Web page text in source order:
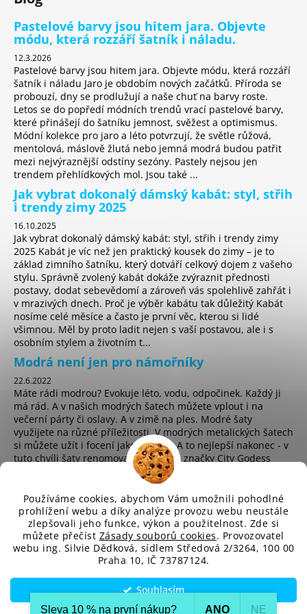
Používáme cookies, abychom Vám umožnili pohodlné
prohlížení webu a díky analýze provozu webu neustále
zlepšovali jeho funkce, výkon a použitelnost. Zde si
můžete přečíst Zásady souborů cookies. Provozovatel
webu ing. Silvie Dědková, sídlem Středová 2/3264, 100 00
Praha 10, IČ 73787124.
Souhlasím
a
j
í
t
?
HLEDAT
D
o
p
o
r
u
č
u
j
e
m
e
Pastelové barvy jsou hitem jara. Objevte
módu, která rozzáří šatník i náladu.
12.3.2026
Pastelové barvy jsou hitem jara. Objevte módu, která rozzáří
šatník i náladu Jaro je obdobím nových začátků. Příroda se
probouzí, dny se prodlužují a naše chuť na barvy roste.
Letos se do popředí módních trendů vrací pastelové barvy,
které přinášejí do šatníku jemnost, svěžest a optimismus.
Módní kolekce pro jaro a léto potvrzují, že světle růžová,
mentolová, máslově žlutá nebo jemná modrá budou patřit
mezi nejvýraznější odstíny sezóny. Pastely nejsou jen
trendem přehlídkových mol. Jsou také ...
Jak vybrat dokonalý dámský kabát: styl, střih
i trendy zimy 2025
16.10.2025
Jak vybrat dokonalý dámský kabát: styl, střih i trendy zimy
2025 Kabát je víc než jen praktický kousek do zimy – je to
základ zimního šatníku, který dotváří celkový dojem z vašeho
stylu. Správně zvolený kabát dokáže zvýraznit přednosti
postavy, dodat sebevědomí a zároveň vás spolehlivě zahřát i
v mrazivých dnech. Proč je výběr kabátu tak důležitý Kabát
nosíme celé měsíce a často je první věc, kterou si lidé
všimnou. Měl by proto ladit nejen s vaší postavou, ale i s
osobním stylem a životním t...
Modrá není jen pro námořníky
22.6.2022
Máte rádi modrou? Evokuje léto, vodu, odpočinek. Každý ji
má rád. A v našich modrých šatech můžete vplout i na
večerní párty či oslavy. A v zimě na ples. Modré šaty
využijete na různé příležitosti. V modrých metalických šatech
si můžete užít i focení jako hvězda. A to nejlepší nakonec - v
tuto chvíli šaty renomované anglické značky City Godess
koupíte za pouhých 225 Kč! ...
sd
Copyright 2026SD-Fashion.cz. Všechna práva vyhrazena.
Upravit nastavení cookies
Sleva 10 % na první nákup?​ ANO NE